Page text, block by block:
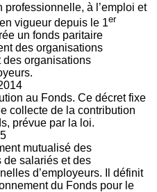
professionnelle, à l’emploi et
vigueur depuis le 1er
un fonds paritaire
des organisations
organisations
au Fonds. Ce décret fixe
collecte de la contribution
prévue par la loi.
mutualisé des
salariés et des
d’employeurs. Il définit
du Fonds pour le